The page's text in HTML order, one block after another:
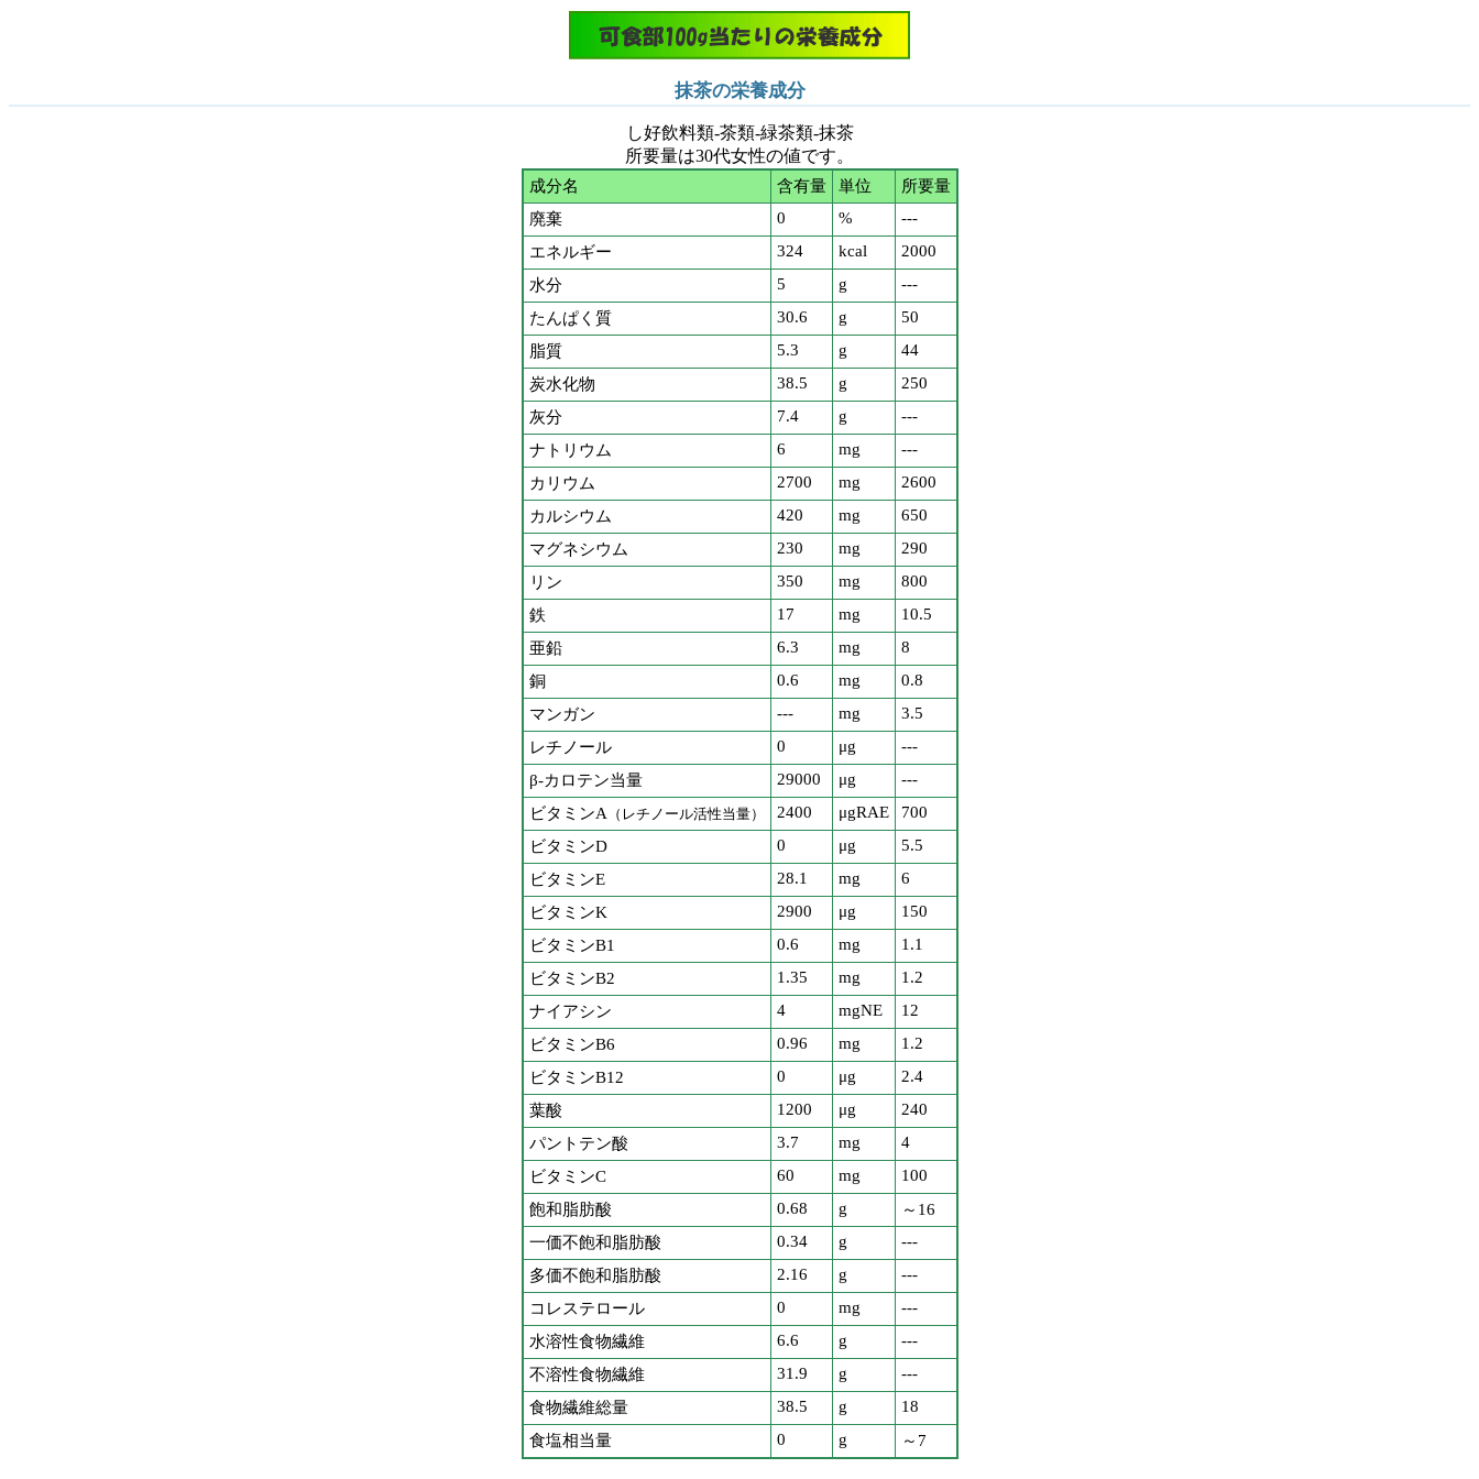
抹茶の栄養成分
し好飲料類-茶類-緑茶類-抹茶
所要量は30代女性の値です。
成分名 含有量 単位
所要量
廃棄
0 %
---
エネルギー
324 kcal
2000
水分
5 g
---
たんぱく質
30.6 g
50
脂質
5.3 g
44
炭水化物
38.5 g
250
灰分
7.4 g
---
ナトリウム
6 mg
---
カリウム
2700 mg
2600
カルシウム
420 mg
650
マグネシウム
230 mg
290
リン
350 mg
800
鉄
17 mg
10.5
亜鉛
6.3 mg
8
銅
0.6 mg
0.8
マンガン
--- mg
3.5
レチノール
0 μg
---
β-カロテン当量
29000 μg
---
ビタミンA（レチノール活性当量） 2400 μgRAE
700
ビタミンD
0 μg
5.5
ビタミンE
28.1 mg
6
ビタミンK
2900 μg
150
ビタミンB1
0.6 mg
1.1
ビタミンB2
1.35 mg
1.2
ナイアシン
4 mgNE
12
ビタミンB6
0.96 mg
1.2
ビタミンB12
0 μg
2.4
葉酸
1200 μg
240
パントテン酸
3.7 mg
4
ビタミンC
60 mg
100
飽和脂肪酸
0.68 g
～16
一価不飽和脂肪酸
0.34 g
---
多価不飽和脂肪酸
2.16 g
---
コレステロール
0 mg
---
水溶性食物繊維
6.6 g
---
不溶性食物繊維
31.9 g
---
食物繊維総量
38.5 g
18
食塩相当量
0 g ～7